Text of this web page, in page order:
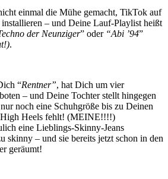
einmal die Mühe gemacht, TikTok auf
– und Deine Lauf-Playlist heißt
der Neunziger” oder “Abi ’94”
.
“Rentner”, hat Dich um vier
– und Deine Tochter stellt hingegen
noch eine Schuhgröße bis zu Deinen
High Heels fehlt! (MEINE!!!!)
eine Lieblings-Skinny-Jeans
skinny – und sie bereits jetzt schon in den
geräumt!